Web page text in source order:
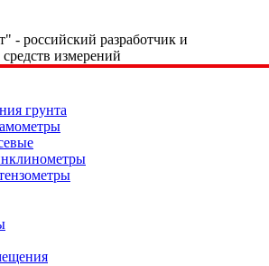
- российский разработчик и
измерений
грунта